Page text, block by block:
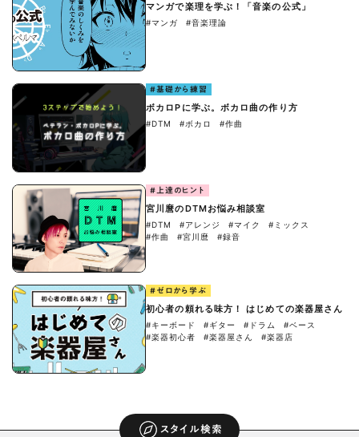
マンガで楽理を学ぶ！「音楽の公式」
#マンガ #音楽理論
#基礎から練習
ボカロPに学ぶ。ボカロ曲の作り方
#DTM #ボカロ #作曲
#上達のヒント
宮川麿のDTMお悩み相談室
#DTM #アレンジ #マイク
#ミックス
#作曲
#宮川麿 #録音
#ゼロから学ぶ
初心者の頼れる味方！ はじめての楽器屋さん
#キーボード #ギター #ドラム
#ベース
#楽器初心者
#楽器屋さん #楽器店
スタイル検索